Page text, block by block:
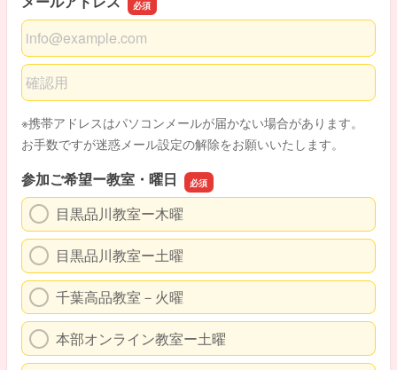
メールアドレス
メールアドレスの確認用
※携帯アドレスはパソコンメールが届かない場合があります。
お手数ですが迷惑メール設定の解除をお願いいたします。
参加ご希望ー教室・曜日
目黒品川教室ー木曜
目黒品川教室ー土曜
千葉高品教室－火曜
本部オンライン教室ー土曜